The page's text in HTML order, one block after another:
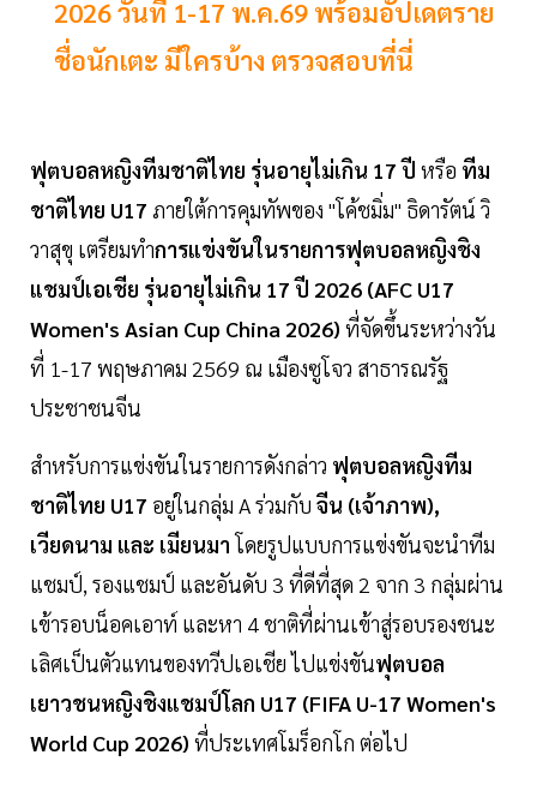
2026 วันที่ 1-17 พ.ค.69 พร้อมอัปเดตราย
ชื่อนักเตะ มีใครบ้าง ตรวจสอบที่นี่
ฟุตบอลหญิงทีมชาติไทย รุ่นอายุไม่เกิน 17 ปี หรือ ทีม
ชาติไทย U17 ภายใต้การคุมทัพของ "โค้ชมิ่ม" ธิดารัตน์ วิ
วาสุขุ เตรียมทำการแข่งขันในรายการฟุตบอลหญิงชิง
แชมป์เอเชีย รุ่นอายุไม่เกิน 17 ปี 2026 (AFC U17
Women's Asian Cup China 2026) ที่จัดขึ้นระหว่างวัน
ที่ 1-17 พฤษภาคม 2569 ณ เมืองซูโจว สาธารณรัฐ
ประชาชนจีน
สำหรับการแข่งขันในรายการดังกล่าว ฟุตบอลหญิงทีม
ชาติไทย U17 อยู่ในกลุ่ม A ร่วมกับ จีน (เจ้าภาพ),
เวียดนาม และ เมียนมาโดยรูปแบบการแข่งขันจะนำทีม
แชมป์, รองแชมป์ และอันดับ 3 ที่ดีที่สุด 2 จาก 3 กลุ่มผ่าน
เข้ารอบน็อคเอาท์ และหา 4 ชาติที่ผ่านเข้าสู่รอบรองชนะ
เลิศเป็นตัวแทนของทวีปเอเชีย ไปแข่งขันฟุตบอล
เยาวชนหญิงชิงแชมป์โลก U17 (FIFA U-17 Women's
World Cup 2026) ที่ประเทศโมร็อกโก ต่อไป